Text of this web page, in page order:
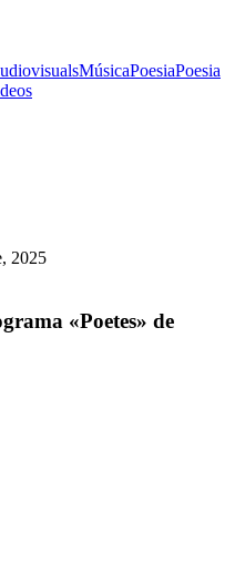
MúsicaPoesiaPoesia
Com
2025
«Poetes» de